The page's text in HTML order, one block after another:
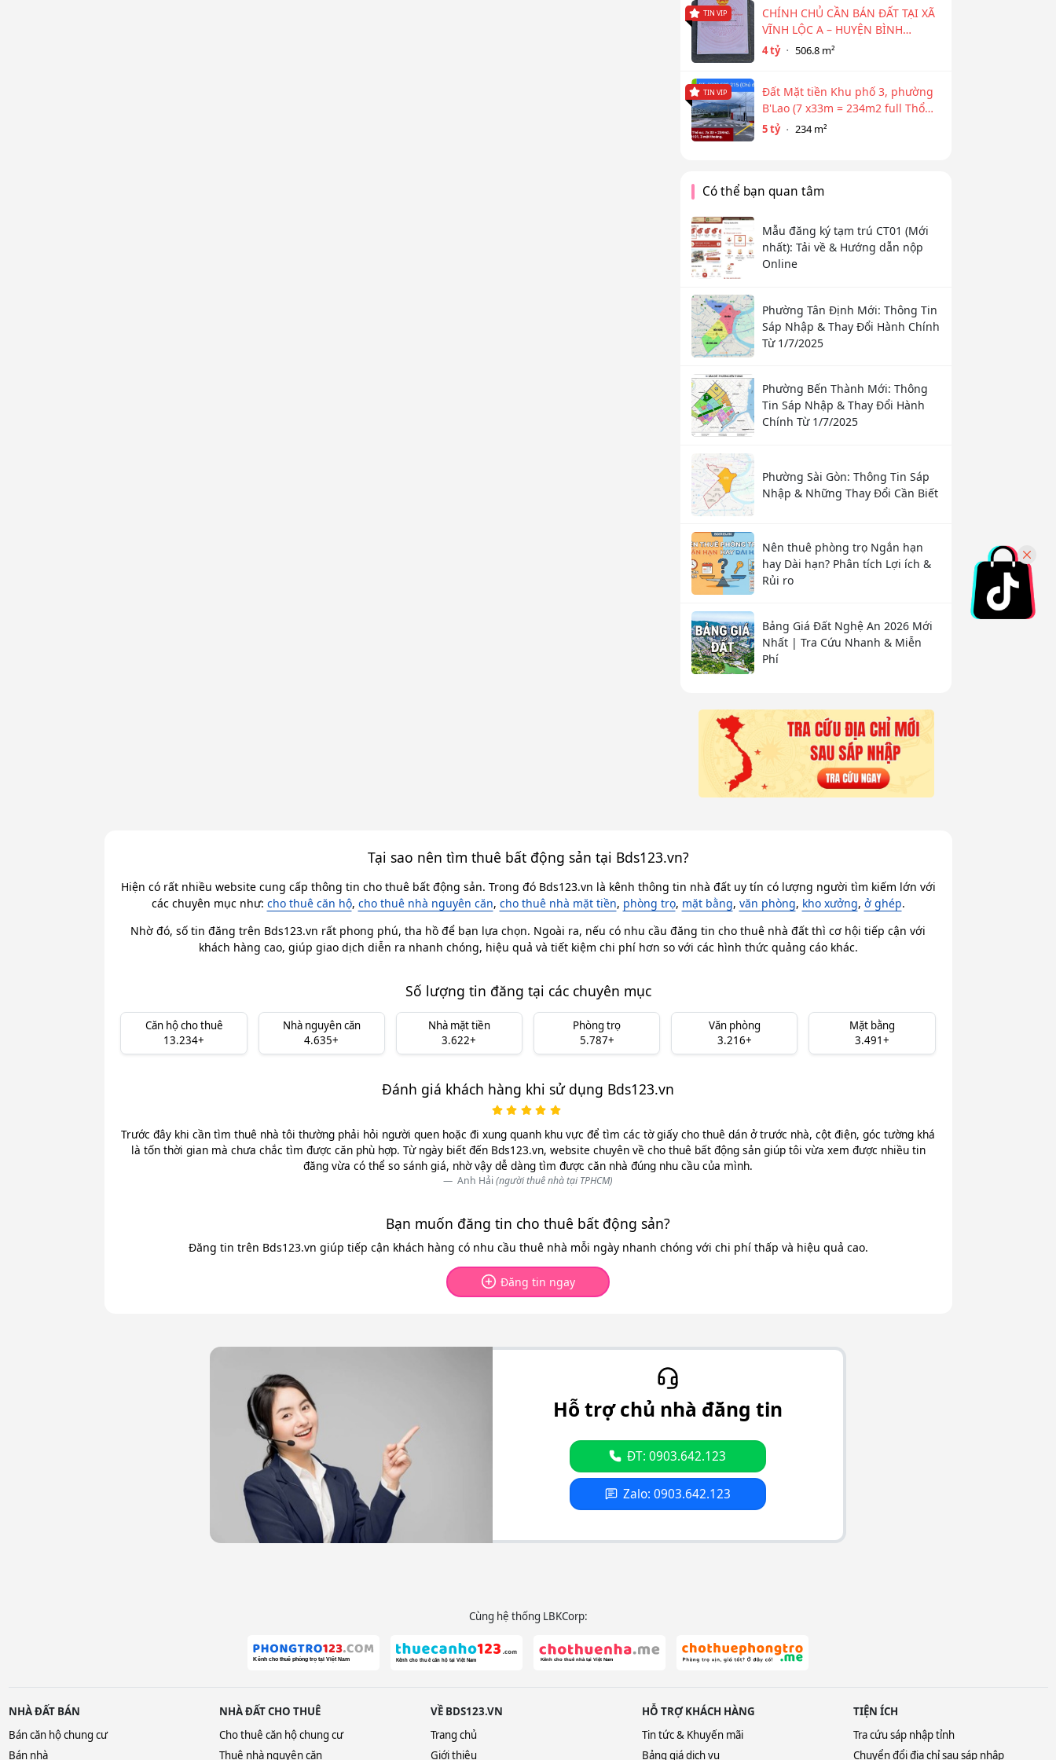
TIN VIP
CHÍNH CHỦ CẦN BÁN ĐẤT TẠI XÃ
VĨNH LỘC A – HUYỆN BÌNH
CHÁNH
4 tỷ 506.8 m²
TIN VIP
Đất Mặt tiền Khu phố 3, phường
B'Lao (7 x33m = 234m2 full Thổ
cư)
5 tỷ 234 m²
Có thể bạn quan tâm
Mẫu đăng ký tạm trú CT01 (Mới
nhất): Tải về & Hướng dẫn nộp
Online
Phường Tân Định Mới: Thông Tin
Sáp Nhập & Thay Đổi Hành Chính
Từ 1/7/2025
Phường Bến Thành Mới: Thông
Tin Sáp Nhập & Thay Đổi Hành
Chính Từ 1/7/2025
Phường Sài Gòn: Thông Tin Sáp
Nhập & Những Thay Đổi Cần Biết
Nên thuê phòng trọ Ngắn hạn
hay Dài hạn? Phân tích Lợi ích &
Rủi ro
Bảng Giá Đất Nghệ An 2026 Mới
Nhất | Tra Cứu Nhanh & Miễn
Phí
Tại sao nên tìm thuê bất động sản tại Bds123.vn?
Hiện có rất nhiều website cung cấp thông tin cho thuê bất động sản. Trong đó Bds123.vn là kênh thông tin nhà đất uy tín có lượng người tìm kiếm lớn với
các chuyên mục như: cho thuê căn hộ, cho thuê nhà nguyên căn, cho thuê nhà mặt tiền, phòng trọ, mặt bằng, văn phòng, kho xưởng, ở ghép.
Nhờ đó, số tin đăng trên Bds123.vn rất phong phú, tha hồ để bạn lựa chọn. Ngoài ra, nếu có nhu cầu đăng tin cho thuê nhà đất thì cơ hội tiếp cận với
khách hàng cao, giúp giao dịch diễn ra nhanh chóng, hiệu quả và tiết kiệm chi phí hơn so với các hình thức quảng cáo khác.
Số lượng tin đăng tại các chuyên mục
Căn hộ cho thuê
13.234+
Nhà nguyên căn
4.635+
Nhà mặt tiền
3.622+
Phòng trọ
5.787+
Văn phòng
3.216+
Mặt bằng
3.491+
Đánh giá khách hàng khi sử dụng Bds123.vn
Trước đây khi cần tìm thuê nhà tôi thường phải hỏi người quen hoặc đi xung quanh khu vực để tìm các tờ giấy cho thuê dán ở trước nhà, cột điện, góc tường khá
là tốn thời gian mà chưa chắc tìm được căn phù hợp. Từ ngày biết đến Bds123.vn, website chuyên về cho thuê bất động sản giúp tôi vừa xem được nhiều tin
đăng vừa có thể so sánh giá, nhờ vậy dễ dàng tìm được căn nhà đúng nhu cầu của mình.
Anh Hải (người thuê nhà tại TPHCM)
Bạn muốn đăng tin cho thuê bất động sản?
Đăng tin trên Bds123.vn giúp tiếp cận khách hàng có nhu cầu thuê nhà mỗi ngày nhanh chóng với chi phí thấp và hiệu quả cao.
Đăng tin ngay
Hỗ trợ chủ nhà đăng tin
ĐT: 0903.642.123
Zalo: 0903.642.123
Cùng hệ thống LBKCorp:
NHÀ ĐẤT BÁN
Bán căn hộ chung cư
Bán nhà
NHÀ ĐẤT CHO THUÊ
Cho thuê căn hộ chung cư
Thuê nhà nguyên căn
VỀ BDS123.VN
Trang chủ
Giới thiệu
HỖ TRỢ KHÁCH HÀNG
Tin tức & Khuyến mãi
Bảng giá dịch vụ
TIỆN ÍCH
Tra cứu sáp nhập tỉnh
Chuyển đổi địa chỉ sau sáp nhập